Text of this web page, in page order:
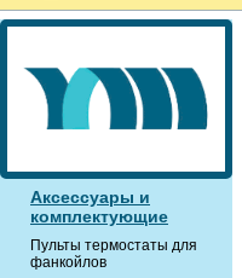
Аксессуары и
комплектующие
Пульты термостаты для
фанкойлов